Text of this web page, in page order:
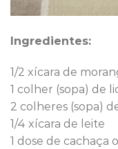
Ingredientes:
1/2 xícara de
1 colher (sopa) de
2 colheres (sopa)
1/4 xícara de leite
1 dose de cachaça